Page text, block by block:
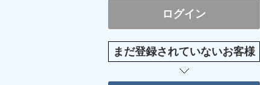
まだ登録されていないお客様